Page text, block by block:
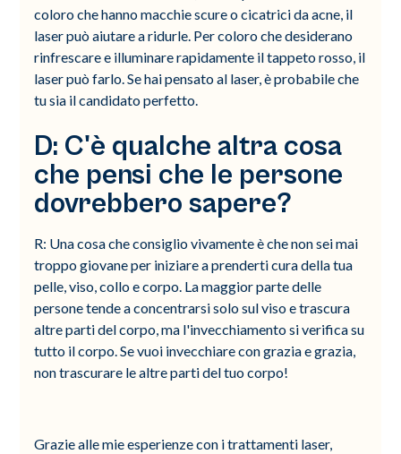
coloro che hanno macchie scure o cicatrici da acne, il
laser può aiutare a ridurle. Per coloro che desiderano
rinfrescare e illuminare rapidamente il tappeto rosso, il
laser può farlo. Se hai pensato al laser, è probabile che
tu sia il candidato perfetto.
D: C'è qualche altra cosa
che pensi che le persone
dovrebbero sapere?
R: Una cosa che consiglio vivamente è che non sei mai
troppo giovane per iniziare a prenderti cura della tua
pelle, viso, collo e corpo. La maggior parte delle
persone tende a concentrarsi solo sul viso e trascura
altre parti del corpo, ma l'invecchiamento si verifica su
tutto il corpo. Se vuoi invecchiare con grazia e grazia,
non trascurare le altre parti del tuo corpo!
Grazie alle mie esperienze con i trattamenti laser,